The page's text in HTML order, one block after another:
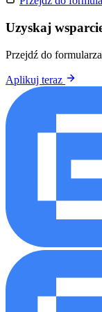
Uzyskaj
Przejdź do
Aplikuj teraz